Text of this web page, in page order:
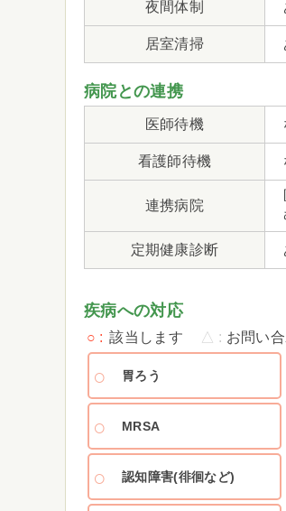
夜間体制
居室清掃
病院との連携
医師待機
看護師待機
連携病院
定期健康診断
疾病への対応
○ 該当します △ お問い
胃ろう
MRSA
認知障害(徘徊など)